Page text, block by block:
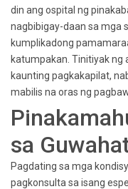
din ang ospital ng
nagbibigay-daan sa mga
kumplikadong
katumpakan. Tinitiyak ng
kaunting pagkakapilat,
mabilis na oras ng
sa
Pagdating sa mga
pagkonsulta sa isang